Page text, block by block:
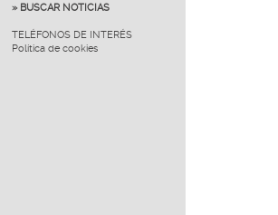
» BUSCAR NOTICIAS
TELÉFONOS DE INTERÉS
Política de cookies